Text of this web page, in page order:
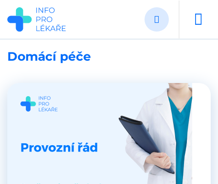
Přejít
hlavnímu
obsahu
Domácí péče